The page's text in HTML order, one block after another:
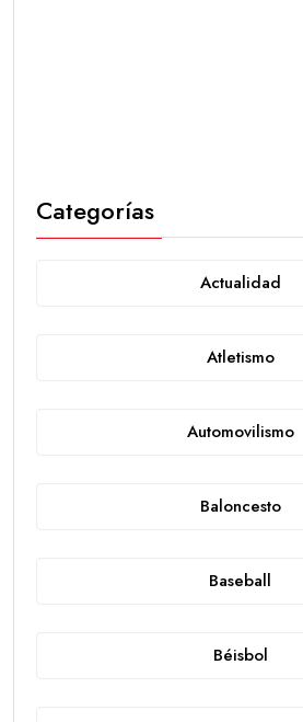
Categorías
Actualidad
Atletismo
Automovilismo
Baloncesto
Baseball
Béisbol